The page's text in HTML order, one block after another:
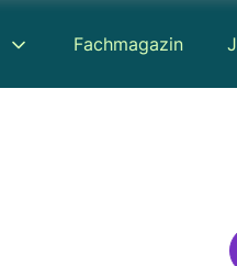
Fachmagazin